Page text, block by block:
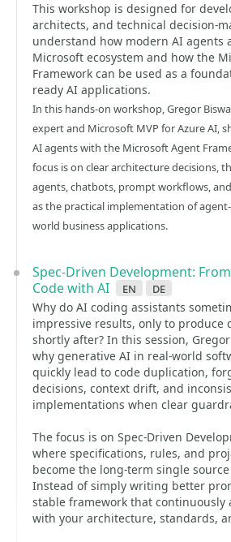
This workshop is designed for
architects, and technical decision-
understand how modern AI agents
Microsoft ecosystem and how the
Framework can be used as a
ready AI applications.
In this hands-on workshop, Gregor
expert and Microsoft MVP for Azure AI,
AI agents with the Microsoft Agent
focus is on clear architecture decisions,
agents, chatbots, prompt workflows,
as the practical implementation of
world business applications.
Spec-Driven Development:
Code with AI
en de
Why do AI coding assistants
impressive results, only to produce
shortly after? In this session,
why generative AI in real-world
quickly lead to code duplication,
decisions, context drift, and
implementations when clear
The focus is on Spec-Driven
where specifications, rules, and
become the long-term single
Instead of simply writing better
stable framework that continuously
with your architecture, standards,